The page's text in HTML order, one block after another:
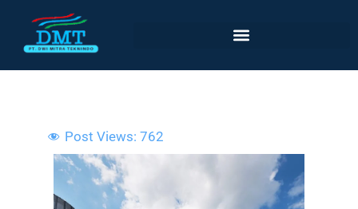
konten
Post Views: 762